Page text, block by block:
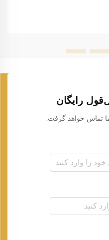
رایگان
تماس خواهد گرفت.